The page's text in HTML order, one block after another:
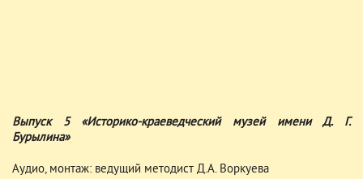
Выпуск 5 «Историко-краеведческий музей имени Д. Г.
Бурылина»
Аудио, монтаж: ведущий методист Д.А. Воркуева